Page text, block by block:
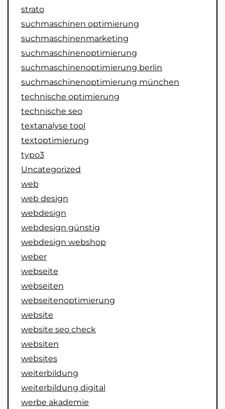
strato
suchmaschinen optimierung
suchmaschinenmarketing
suchmaschinenoptimierung
suchmaschinenoptimierung berlin
suchmaschinenoptimierung münchen
technische optimierung
technische seo
textanalyse tool
textoptimierung
typo3
Uncategorized
web
web design
webdesign
webdesign günstig
webdesign webshop
weber
webseite
webseiten
webseitenoptimierung
website
website seo check
websiten
websites
weiterbildung
weiterbildung digital
werbe akademie